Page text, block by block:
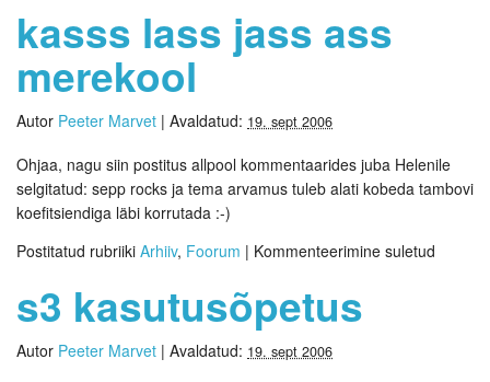
kasss lass jass ass
merekool
Autor Peeter Marvet | Avaldatud: 19. sept 2006
Ohjaa, nagu siin postitus allpool kommentaarides juba Helenile
selgitatud: sepp rocks ja tema arvamus tuleb alati kobeda tambovi
koefitsiendiga läbi korrutada :-)
Postitatud rubriiki Arhiiv, Foorum | Kommenteerimine suletud
s3 kasutusõpetus
Autor Peeter Marvet | Avaldatud: 19. sept 2006